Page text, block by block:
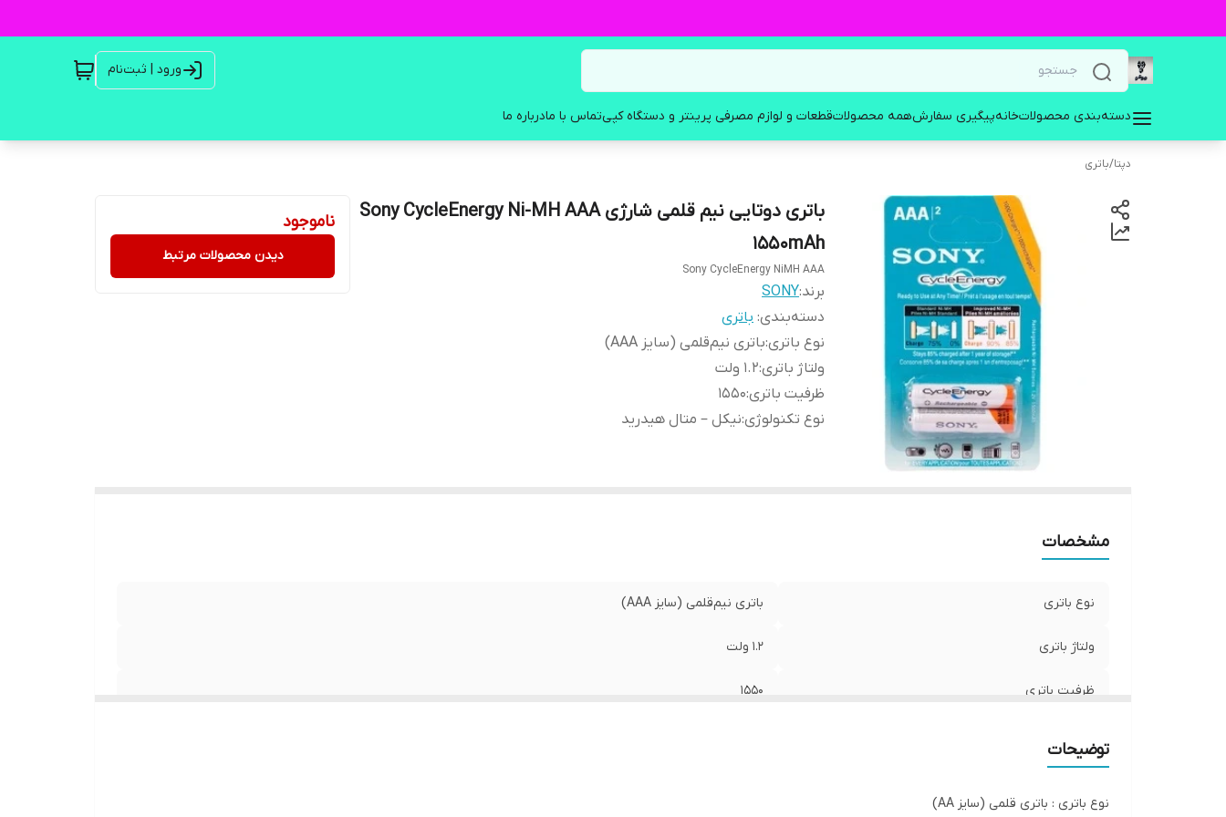
ورود | ثبت‌نام
دسته‌بندی محصولاتخانهپیگیری سفارشهمه محصولاتقطعات و لوازم مصرفی پرینتر و دستگاه کپیتماس با مادرباره ما
دپتا/باتری
باتری دوتایی نیم قلمی شارژی Sony CycleEnergy Ni-MH AAA
1550mAh
Sony CycleEnergy NiMH AAA
برند:SONY
دسته‌بندی: باتری
نوع باتری:باتری نیم‌قلمی (سایز AAA)
ولتاژ باتری:۱.۲ ولت
ظرفیت باتری:
1550
نوع تکنولوژی:نیکل – متال هیدرید
ناموجود
دیدن محصولات مرتبط
مشخصات
نوع باتری باتری نیم‌قلمی (سایز AAA)
ولتاژ باتری ۱.۲ ولت
ظرفیت باتری 1550
توضیحات
نوع باتری : باتری قلمی (سایز AA)